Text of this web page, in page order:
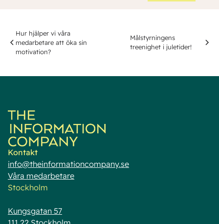
Hur hjälper vi våra
medarbetare att öka sin
motivation?
Målstyrningens
treenighet i juletider!
Kontakt
info@theinformationcompany.se
Våra medarbetare
Stockholm
Kungsgatan 57